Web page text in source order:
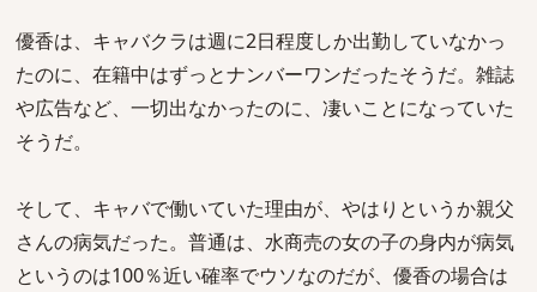
優香は、キャバクラは週に2日程度しか出勤していなかっ
たのに、在籍中はずっとナンバーワンだったそうだ。雑誌
や広告など、一切出なかったのに、凄いことになっていた
そうだ。
そして、キャバで働いていた理由が、やはりというか親父
さんの病気だった。普通は、水商売の女の子の身内が病気
というのは100％近い確率でウソなのだが、優香の場合は